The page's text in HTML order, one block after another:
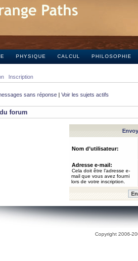
PHYSIQUE CALCUL PHILOSOPHIE
Inscription
sans réponse | Voir les sujets actifs
forum
Nom d’utilisateur:
Adresse e-mail:
Cela doit être l’adresse e-
mail que vous avez fourni
lors de votre inscription.
Copyright 2006-